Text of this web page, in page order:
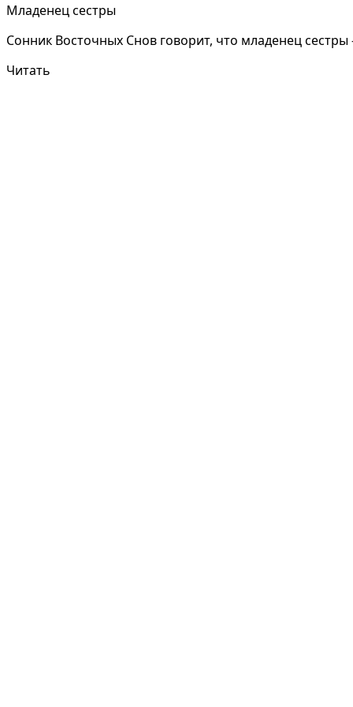
Младенец сестры
Сонник Восточных Снов говорит, что младенец
Читать